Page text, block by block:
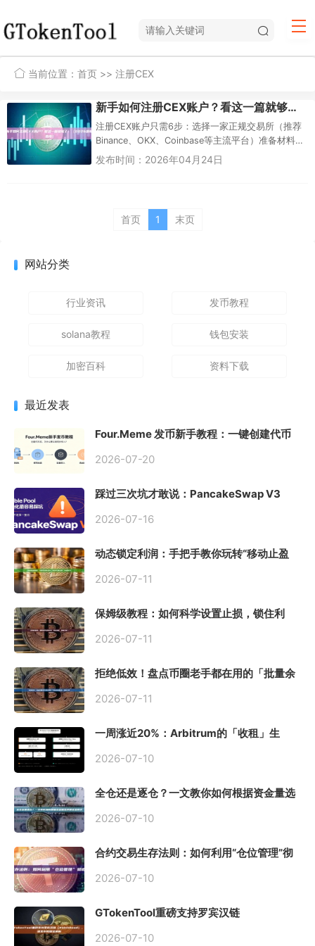
当前位置： 首页 >> 注册CEX
新手如何注册CEX账户？看这一篇就够了！（2026最新指南）
注册CEX账户只需6步：选择一家正规交易所（推荐
Binance、OKX、Coinbase等主流平台）准备材料：
有效邮箱、手机号、政府签发的身份证件（护照/驾
发布时间：2026年04月24日
首页 1 末页
网站分类
行业资讯 发币教程
solana教程 钱包安装
加密百科 资料下载
最近发表
Four.Meme 发币新手教程：一键创建代币
2026-07-20
踩过三次坑才敢说：PancakeSwap V3
初始化
2026-07-16
动态锁定利润：手把手教你玩转“移动止盈
2026-07-11
保姆级教程：如何科学设置止损，锁住利
2026-07-11
拒绝低效！盘点币圈老手都在用的「批量余
2026-07-11
一周涨近20%：Arbitrum的「收租」生
2026-07-10
全仓还是逐仓？一文教你如何根据资金量选
2026-07-10
合约交易生存法则：如何利用“仓位管理”彻
2026-07-10
GTokenTool重磅支持罗宾汉链
2026-07-10